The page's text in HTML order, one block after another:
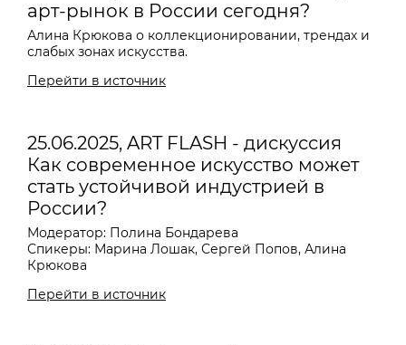
арт-рынок в России сегодня?
Алина Крюкова о коллекционировании, трендах и
слабых зонах искусства.
Перейти в источник
25.06.2025, ART FLASH - дискуссия
Как современное искусство может
стать устойчивой индустрией в
России?
Модератор: Полина Бондарева
Спикеры: Марина Лошак, Сергей Попов, Алина
Крюкова
Перейти в источник